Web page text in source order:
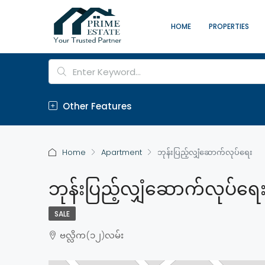
HOME PROPERTIES
Other Features
Home Apartment ဘုန်းပြည့်လျှံဆောက်လုပ်ရေး
ဘုန်းပြည့်လျှံဆောက်လုပ်ရေ
SALE
ဗလ္လိက(၁၂)လမ်း